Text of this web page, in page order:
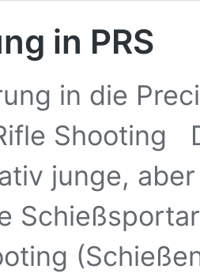
in PRS
in die
Shooting
junge,